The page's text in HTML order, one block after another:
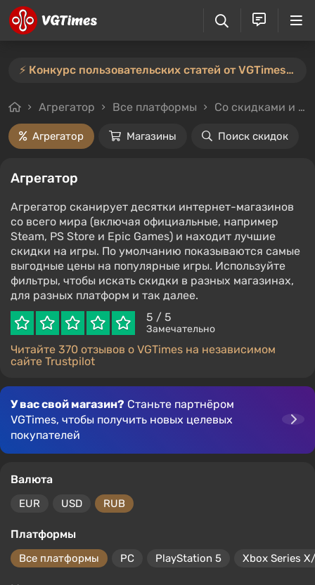
⚡️ Конкурс пользовательских статей от VGTimes продлён — участвуйте тут ⚡️
Агрегатор Все платформы Со скидками и без
Агрегатор Магазины Поиск скидок
Агрегатор
Агрегатор сканирует десятки интернет-магазинов
со всего мира (включая официальные, например
Steam, PS Store и Epic Games) и находит лучшие
скидки на игры. По умолчанию показываются самые
выгодные цены на популярные игры. Используйте
фильтры, чтобы искать скидки в разных магазинах,
для разных платформ и так далее.
5 / 5
Замечательно
Читайте 370 отзывов о VGTimes на независимом
сайте Trustpilot
У вас свой магазин? Станьте партнёром
VGTimes, чтобы получить новых целевых
покупателей
Валюта
EUR USD RUB
Платформы
Все платформы PC PlayStation 5 Xbox Series